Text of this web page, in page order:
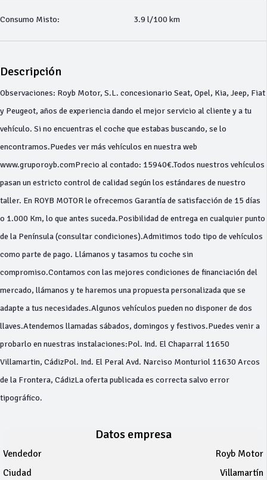
Consumo Misto: 3.9 l/100 km
Descripción
Observaciones: Royb Motor, S.L. concesionario Seat, Opel, Kia, Jeep, Fiat
y Peugeot, años de experiencia dando el mejor servicio al cliente y a tu
vehículo. Si no encuentras el coche que estabas buscando, se lo
encontramos.Puedes ver más vehículos en nuestra web
www.gruporoyb.comPrecio al contado: 15940€.Todos nuestros vehículos
pasan un estricto control de calidad según los estándares de nuestro
taller. En ROYB MOTOR le ofrecemos Garantía de satisfacción de 15 días
o 1.000 Km, lo que antes suceda.Posibilidad de entrega en cualquier punto
de la Península (consultar condiciones).Admitimos todo tipo de vehículos
como parte de pago. Llámanos y tasamos tu coche sin
compromiso.Contamos con las mejores condiciones de financiación del
mercado, llámanos y te haremos una propuesta personalizada que se
adapte a tus necesidades.Algunos vehículos pueden no disponer de dos
llaves.Atendemos llamadas sábados, domingos y festivos.Puedes venir a
probarlo en nuestras instalaciones:Pol. Ind. El Chaparral 11650
Villamartin, CádizPol. Ind. El Peral Avd. Narciso Monturiol 11630 Arcos
de la Frontera, CádizLa oferta publicada es correcta salvo error
tipográfico.
Datos empresa
Vendedor
Royb Motor
Ciudad
Villamartín